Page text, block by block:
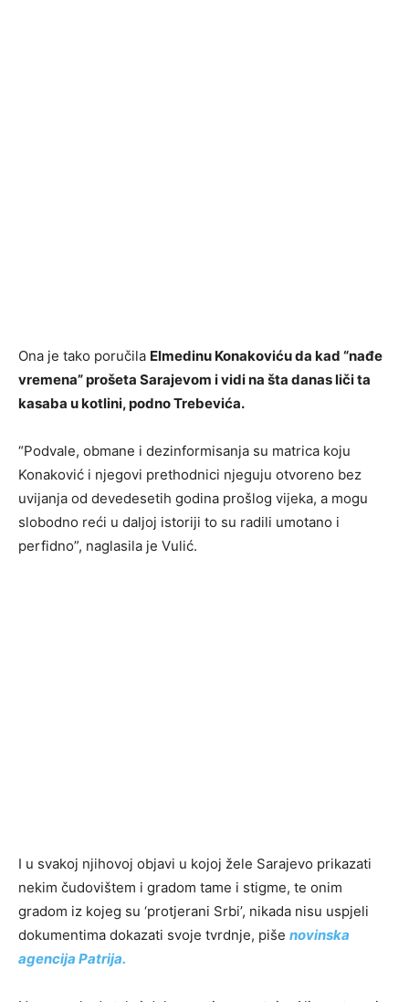
Ona je tako poručila Elmedinu Konakoviću da kad “nađe
vremena” prošeta Sarajevom i vidi na šta danas liči ta
kasaba u kotlini, podno Trebevića.
“Podvale, obmane i dezinformisanja su matrica koju
Konaković i njegovi prethodnici njeguju otvoreno bez
uvijanja od devedesetih godina prošlog vijeka, a mogu
slobodno reći u daljoj istoriji to su radili umotano i
perfidno”, naglasila je Vulić.
I u svakoj njihovoj objavi u kojoj žele Sarajevo prikazati
nekim čudovištem i gradom tame i stigme, te onim
gradom iz kojeg su ‘protjerani Srbi’, nikada nisu uspjeli
dokumentima dokazati svoje tvrdnje, piše novinska
agencija Patrija.